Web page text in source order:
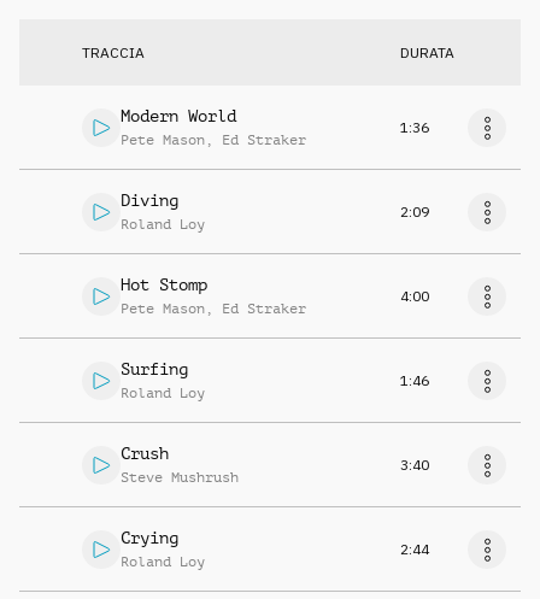
TRACCIA DURATA
Modern World
Pete Mason , Ed Straker
1:36
Diving
Roland Loy
2:09
Hot Stomp
Pete Mason , Ed Straker
4:00
Surfing
Roland Loy
1:46
Crush
Steve Mushrush
3:40
Crying
Roland Loy
2:44